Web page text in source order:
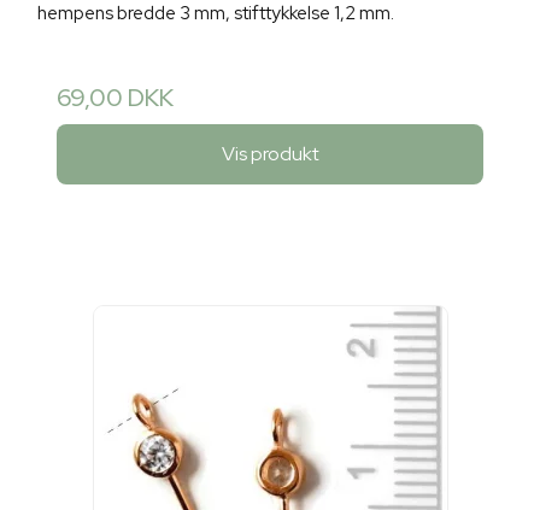
hempens bredde 3 mm, stifttykkelse 1,2 mm.
69,00 DKK
Vis produkt